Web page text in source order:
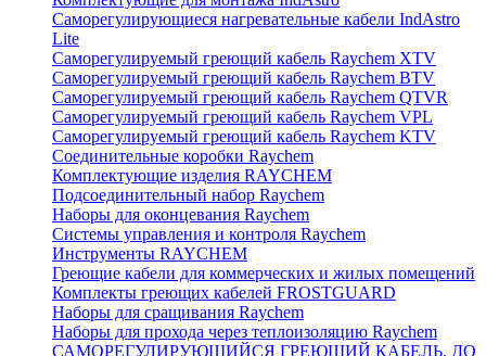
Саморегулирующиеся нагревательные кабели IndAstro
Lite
Саморегулируемый греющий кабель Raychem XTV
Саморегулируемый греющий кабель Raychem BTV
Саморегулируемый греющий кабель Raychem QTVR
Саморегулируемый греющий кабель Raychem VPL
Саморегулируемый греющий кабель Raychem KTV
Соединительные коробки Raychem
Комплектующие изделия RAYCHEM
Подсоединительный набор Raychem
Наборы для оконцевания Raychem
Системы управления и контроля Raychem
Инструменты RAYCHEM
Греющие кабели для коммерческих и жилых помещений
Комплекты греющих кабелей FROSTGUARD
Наборы для сращивания Raychem
Наборы для прохода через теплоизоляцию Raychem
САМОРЕГУЛИРУЮЩИЙСЯ ГРЕЮЩИЙ КАБЕЛЬ, ДО